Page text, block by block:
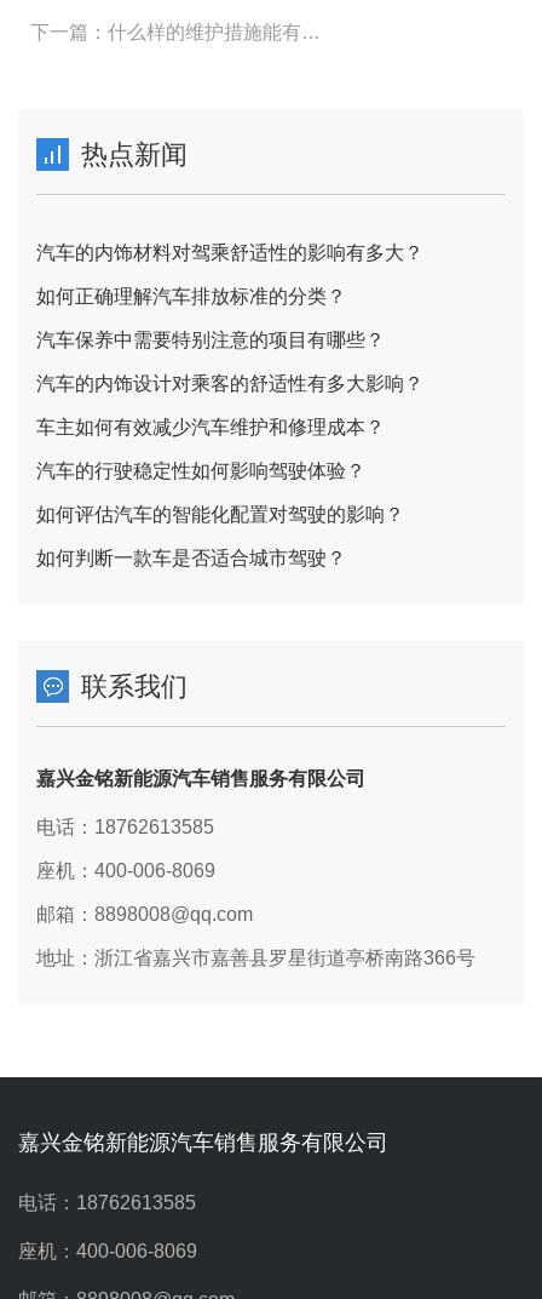
下一篇：什么样的维护措施能有效防止汽车生锈？
热点新闻
汽车的内饰材料对驾乘舒适性的影响有多大？
如何正确理解汽车排放标准的分类？
汽车保养中需要特别注意的项目有哪些？
汽车的内饰设计对乘客的舒适性有多大影响？
车主如何有效减少汽车维护和修理成本？
汽车的行驶稳定性如何影响驾驶体验？
如何评估汽车的智能化配置对驾驶的影响？
如何判断一款车是否适合城市驾驶？
联系我们
嘉兴金铭新能源汽车销售服务有限公司
电话：18762613585
座机：400-006-8069
邮箱：8898008@qq.com
地址：浙江省嘉兴市嘉善县罗星街道亭桥南路366号
嘉兴金铭新能源汽车销售服务有限公司
电话：18762613585
座机：400-006-8069